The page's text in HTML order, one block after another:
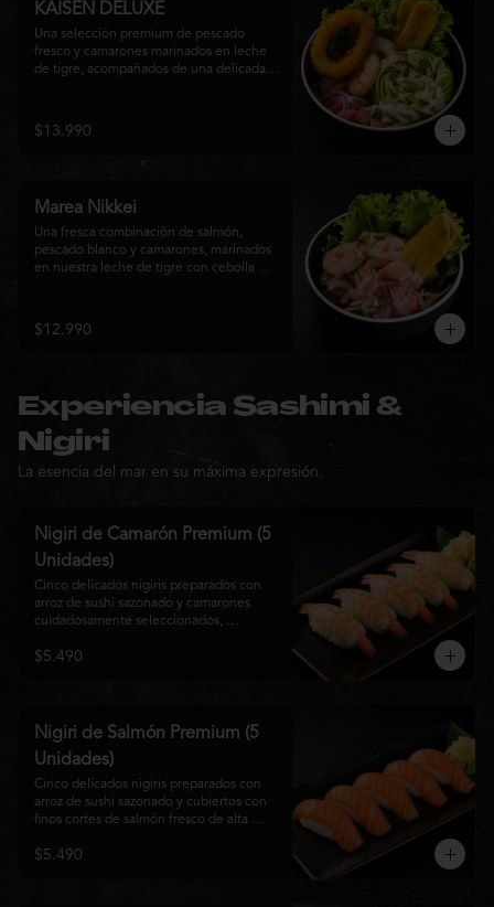
KAISEN DELUXE
Una selección premium de pescado
fresco y camarones marinados en leche
de tigre, acompañados de una delicada
que combina frescura, textura y
elegancia en cada bocado.
$13.990
Marea Nikkei
Una fresca combinación de salmón,
pescado blanco y camarones, marinados
en nuestra leche de tigre con cebolla
para una experiencia Nikkei llena de
frescura, equilibrio y sabor.
$12.990
Experiencia Sashimi &
Nigiri
La esencia del mar en su máxima expresión.
Nigiri de Camarón Premium (5
Unidades)
Cinco delicados nigiris preparados con
arroz de sushi sazonado y camarones
cuidadosamente seleccionados,
Su textura suave, frescura y sabor natural
$5.490
Nigiri de Salmón Premium (5
Unidades)
Cinco delicados nigiris preparados con
arroz de sushi sazonado y cubiertos con
finos cortes de salmón fresco de alta
gastronomía japonesa que destaca por su
$5.490